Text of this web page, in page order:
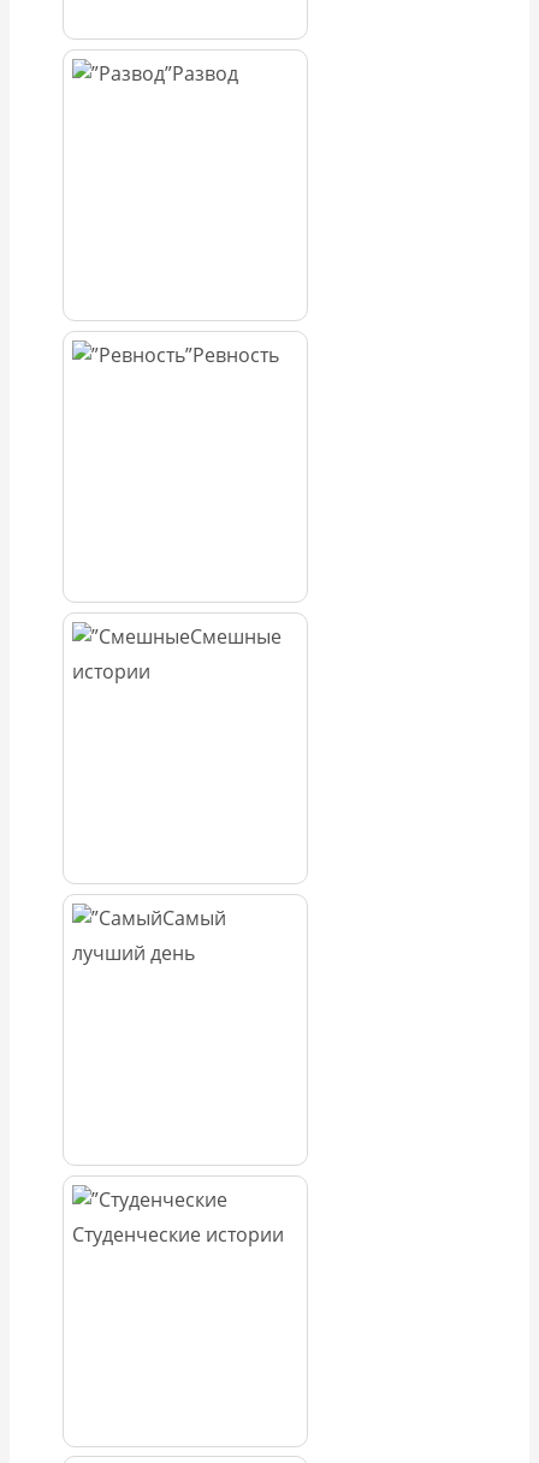
Развод
Ревность
Смешные
истории
Самый
лучший день
Студенческие истории